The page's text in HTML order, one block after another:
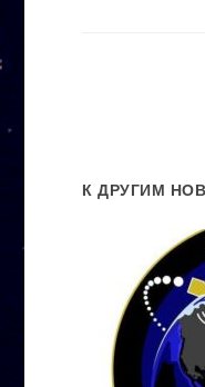
К ДРУГИМ